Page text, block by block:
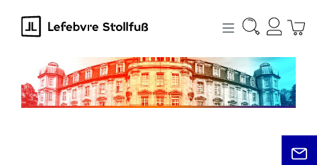
springen